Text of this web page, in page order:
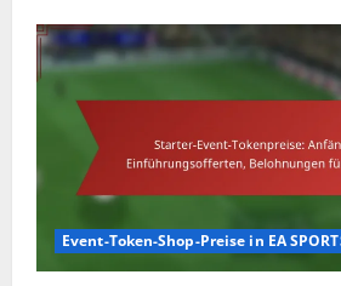
Event-Token-Shop-Preise in EA